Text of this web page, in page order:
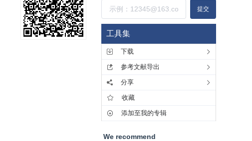
提交
工具集
下载
参考文献导出
分享
收藏
添加至我的专辑
We recommend